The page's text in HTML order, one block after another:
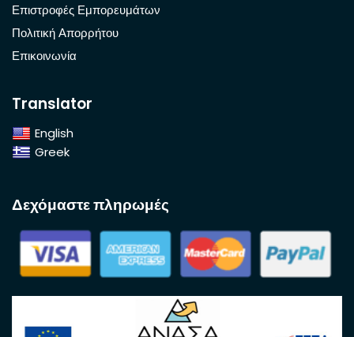
Επιστροφές Εμπορευμάτων
Πολιτική Απορρήτου
Επικοινωνία
Translator
English
Greek
Δεχόμαστε πληρωμές